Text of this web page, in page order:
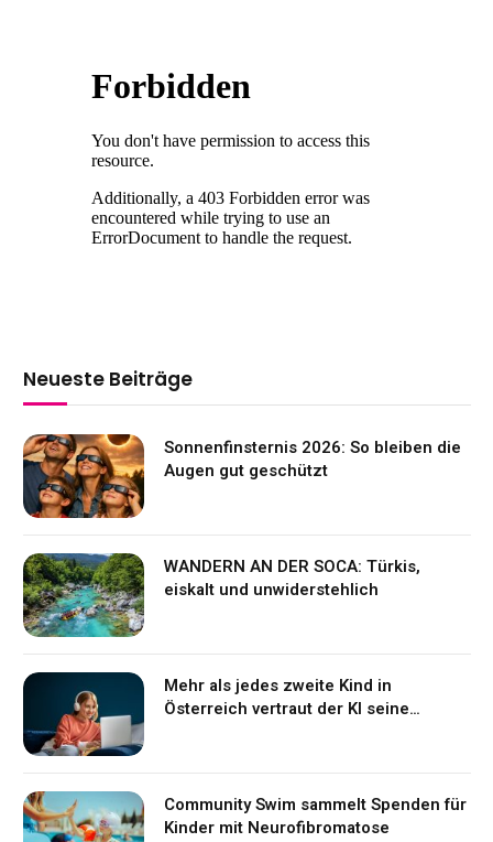
Neueste Beiträge
Sonnenfinsternis 2026: So bleiben die
Augen gut geschützt
WANDERN AN DER SOCA: Türkis,
eiskalt und unwiderstehlich
Mehr als jedes zweite Kind in
Österreich vertraut der KI seine
Community Swim sammelt Spenden für
Kinder mit Neurofibromatose